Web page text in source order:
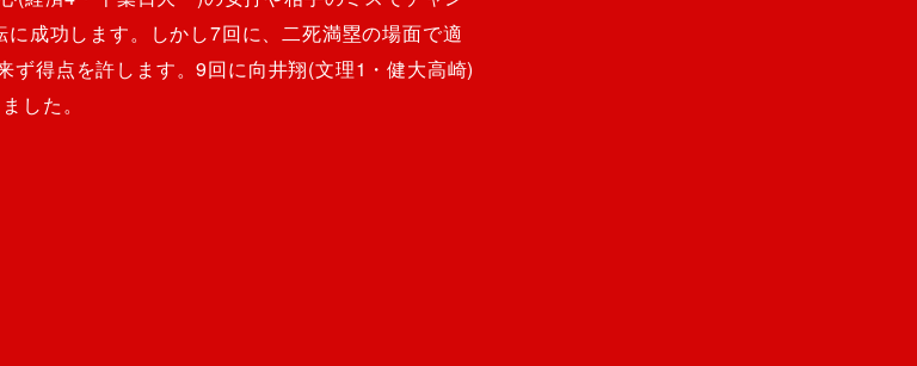
成功します。しかし7回に、二死満塁の場面で適
得点を許します。9回に向井翔(文理1・健大高崎)
した。